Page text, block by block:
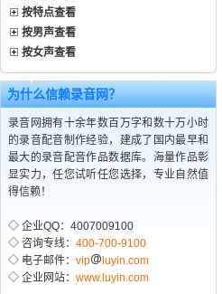
按特点查看
按男声查看
按女声查看
为什么信赖录音网？
录音网拥有十余年数百万字和数十万小时
的录音配音制作经验，建成了国内最早和
最大的录音配音作品数据库。海量作品彰
显实力，任您试听任您选择，专业自然值
得信赖！
◇ 企业QQ：4007009100
◇ 咨询专线： 400-700-9100
◇ 电子邮件： vip
luyin.com
◇ 企业网站： www.luyin.com